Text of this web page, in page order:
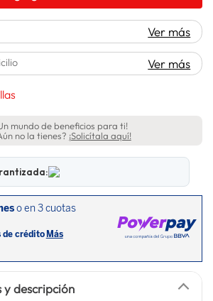
Ver más
Ver más
mundo de beneficios para ti!
no la tienes? ¡Solicítala aquí!
y descripción